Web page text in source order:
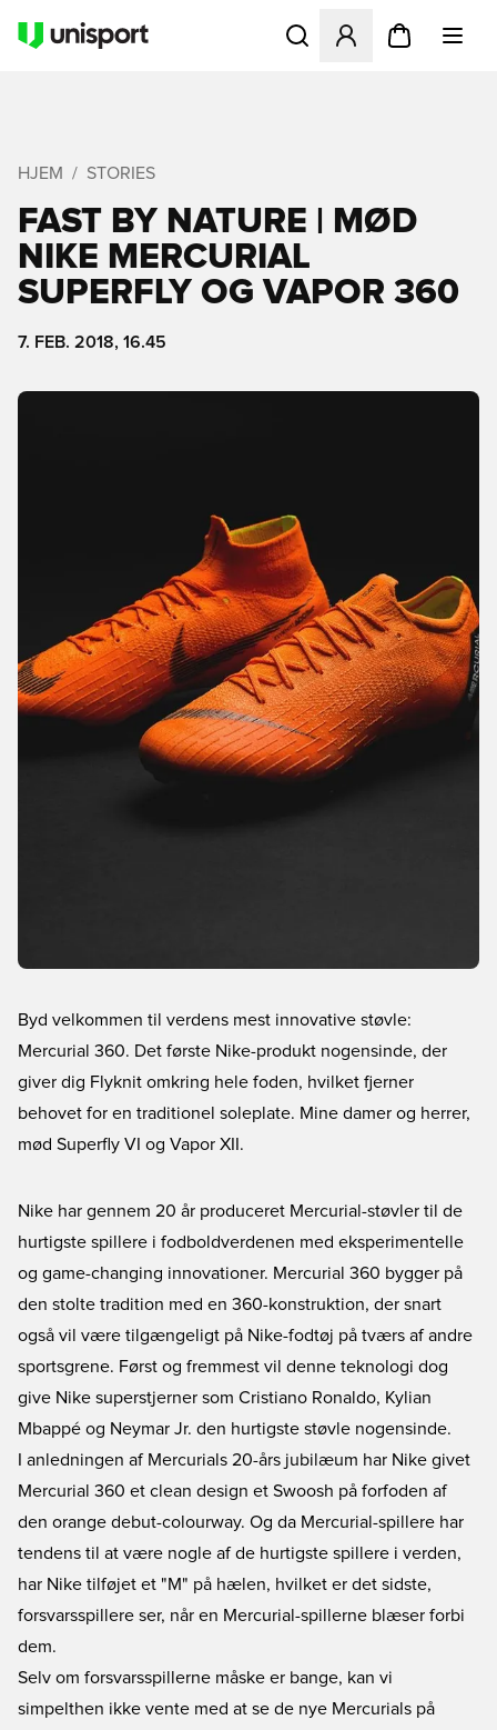
Åbner en Modal til at
HJEM STORIES
FAST BY NATURE | MØD
NIKE MERCURIAL
SUPERFLY OG VAPOR 360
7. FEB. 2018, 16.45
Byd velkommen til verdens mest innovative støvle:
Mercurial 360. Det første Nike-produkt nogensinde, der
giver dig Flyknit omkring hele foden, hvilket fjerner
behovet for en traditionel soleplate. Mine damer og herrer,
mød Superfly VI og Vapor XII.
Nike har gennem 20 år produceret Mercurial-støvler til de
hurtigste spillere i fodboldverdenen med eksperimentelle
og game-changing innovationer. Mercurial 360 bygger på
den stolte tradition med en 360-konstruktion, der snart
også vil være tilgængeligt på Nike-fodtøj på tværs af andre
sportsgrene. Først og fremmest vil denne teknologi dog
give Nike superstjerner som Cristiano Ronaldo, Kylian
Mbappé og Neymar Jr. den hurtigste støvle nogensinde.
I anledningen af Mercurials 20-års jubilæum har Nike givet
Mercurial 360 et clean design et Swoosh på forfoden af
den orange debut-colourway. Og da Mercurial-spillere har
tendens til at være nogle af de hurtigste spillere i verden,
har Nike tilføjet et "M" på hælen, hvilket er det sidste,
forsvarsspillere ser, når en Mercurial-spillerne blæser forbi
dem.
Selv om forsvarsspillerne måske er bange, kan vi
simpelthen ikke vente med at se de nye Mercurials på